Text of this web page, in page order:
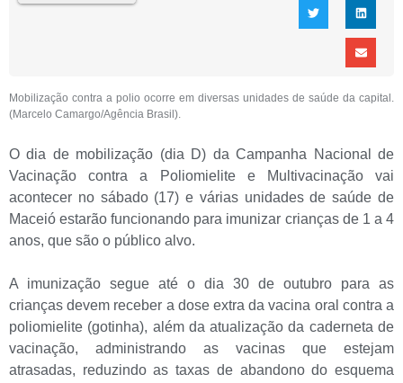
Mobilização contra a polio ocorre em diversas unidades de saúde da capital.
(Marcelo Camargo/Agência Brasil).
O dia de mobilização (dia D) da Campanha Nacional de
Vacinação contra a Poliomielite e Multivacinação vai
acontecer no sábado (17) e várias unidades de saúde de
Maceió estarão funcionando para imunizar crianças de 1 a 4
anos, que são o público alvo.
A imunização segue até o dia 30 de outubro para as
crianças devem receber a dose extra da vacina oral contra a
poliomielite (gotinha), além da atualização da caderneta de
vacinação, administrando as vacinas que estejam
atrasadas, reduzindo as taxas de abandono do esquema